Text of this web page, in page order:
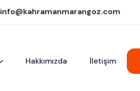
info@kahramanmarangoz.com
Hakkımızda İletişim